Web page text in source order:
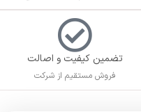
تضمین کیفیت و اصالت
فروش مستقیم از شرکت